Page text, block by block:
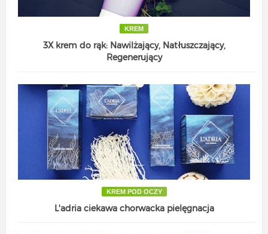
KREM
3X krem do rąk: Nawilżający, Natłuszczający,
Regenerujący
KREM POD OCZY
L'adria ciekawa chorwacka pielęgnacja